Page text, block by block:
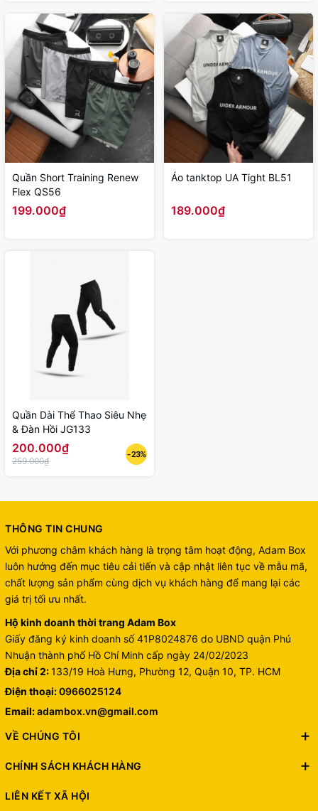
Quần Short Training Renew
Flex QS56
199.000₫
Áo tanktop UA Tight BL51
189.000₫
Quần Dài Thể Thao Siêu Nhẹ
& Đàn Hồi JG133
200.000₫
259.000₫
- 23%
THÔNG TIN CHUNG
Với phương châm khách hàng là trọng tâm hoạt động, Adam Box
luôn hướng đến mục tiêu cải tiến và cập nhật liên tục về mẫu mã,
chất lượng sản phẩm cùng dịch vụ khách hàng để mang lại các
giá trị tối ưu nhất.
Hộ kinh doanh thời trang Adam Box
Giấy đăng ký kinh doanh số 41P8024876 do UBND quận Phú
Nhuận thành phố Hồ Chí Minh cấp ngày 24/02/2023
Địa chỉ 2:133/19 Hoà Hưng, Phường 12, Quận 10, TP. HCM
Điện thoại:0966025124
Email:adambox.vn@gmail.com
VỀ CHÚNG TÔI
CHÍNH SÁCH KHÁCH HÀNG
LIÊN KẾT XÃ HỘI